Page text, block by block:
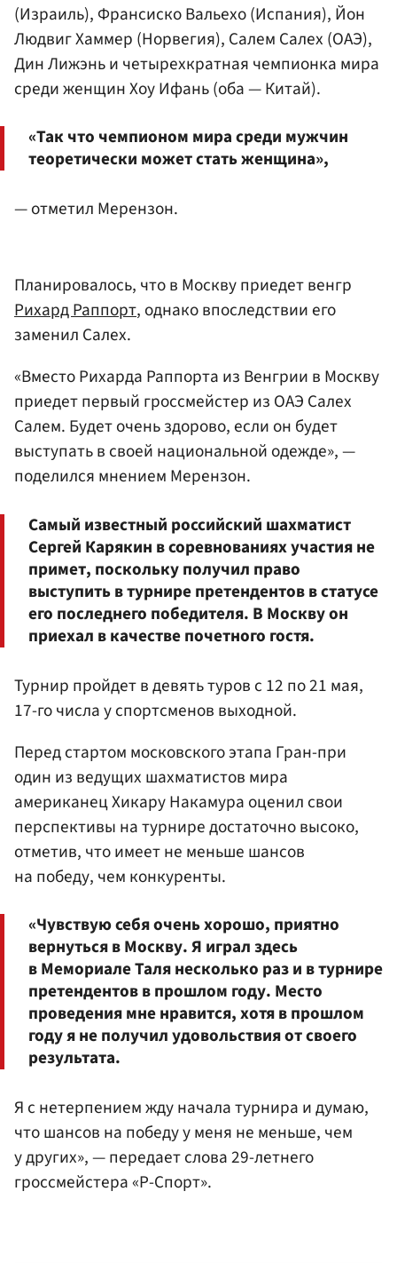
(Израиль), Франсиско Вальехо(Испания), Йон
Людвиг Хаммер (Норвегия), Салем Салех (ОАЭ),
Дин Лижэньи четырехкратная чемпионка мира
среди женщин Хоу Ифань (оба — Китай).
«Так что чемпионом мира среди мужчин
теоретически может стать женщина»,
— отметил Мерензон.
Планировалось, что в Москву приедет венгр
Рихард Раппорт, однако впоследствии его
заменил Салех.
«Вместо Рихарда Раппорта из Венгрии в Москву
приедет первый гроссмейстер из ОАЭ Салех
Салем. Будет очень здорово, если он будет
выступать в своей национальной одежде», —
поделился мнением Мерензон.
Самый известный российский шахматист
Сергей Карякин в соревнованиях участия не
примет, поскольку получил право
выступить в турнире претендентов в статусе
его последнего победителя. В Москву он
приехал в качестве почетного гостя.
Турнир пройдет в девять туров с 12 по 21 мая,
17-го числа у спортсменов выходной.
Перед стартом московского этапа Гран-при
один из ведущих шахматистов мира
американец Хикару Накамура оценил свои
перспективы на турнире достаточно высоко,
отметив, что имеет не меньше шансов
на победу, чем конкуренты.
«Чувствую себя очень хорошо, приятно
вернуться в Москву. Я играл здесь
в Мемориале Таля несколько раз и в турнире
претендентов в прошлом году. Место
проведения мне нравится, хотя в прошлом
году я не получил удовольствия от своего
результата.
Я с нетерпением жду начала турнира и думаю,
что шансов на победу у меня не меньше, чем
у других», — передает слова 29-летнего
гроссмейстера «Р-Спорт».